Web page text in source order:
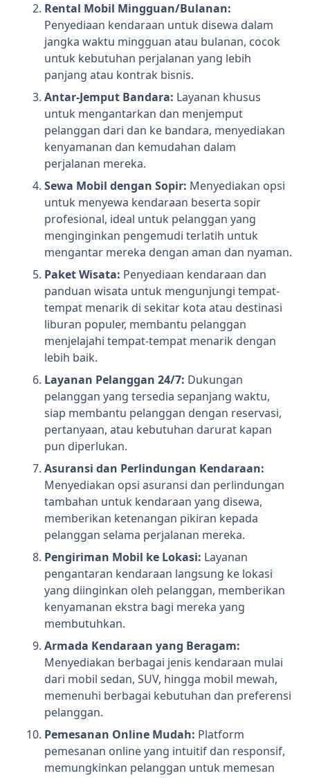
Rental Mobil Mingguan/Bulanan:
Penyediaan kendaraan untuk disewa dalam
jangka waktu mingguan atau bulanan, cocok
untuk kebutuhan perjalanan yang lebih
panjang atau kontrak bisnis.
Antar-Jemput Bandara: Layanan khusus
untuk mengantarkan dan menjemput
pelanggan dari dan ke bandara, menyediakan
kenyamanan dan kemudahan dalam
perjalanan mereka.
Sewa Mobil dengan Sopir: Menyediakan opsi
untuk menyewa kendaraan beserta sopir
profesional, ideal untuk pelanggan yang
menginginkan pengemudi terlatih untuk
mengantar mereka dengan aman dan nyaman.
Paket Wisata: Penyediaan kendaraan dan
panduan wisata untuk mengunjungi tempat-
tempat menarik di sekitar kota atau destinasi
liburan populer, membantu pelanggan
menjelajahi tempat-tempat menarik dengan
lebih baik.
Layanan Pelanggan 24/7: Dukungan
pelanggan yang tersedia sepanjang waktu,
siap membantu pelanggan dengan reservasi,
pertanyaan, atau kebutuhan darurat kapan
pun diperlukan.
Asuransi dan Perlindungan Kendaraan:
Menyediakan opsi asuransi dan perlindungan
tambahan untuk kendaraan yang disewa,
memberikan ketenangan pikiran kepada
pelanggan selama perjalanan mereka.
Pengiriman Mobil ke Lokasi: Layanan
pengantaran kendaraan langsung ke lokasi
yang diinginkan oleh pelanggan, memberikan
kenyamanan ekstra bagi mereka yang
membutuhkan.
Armada Kendaraan yang Beragam:
Menyediakan berbagai jenis kendaraan mulai
dari mobil sedan, SUV, hingga mobil mewah,
memenuhi berbagai kebutuhan dan preferensi
pelanggan.
Pemesanan Online Mudah: Platform
pemesanan online yang intuitif dan responsif,
memungkinkan pelanggan untuk memesan